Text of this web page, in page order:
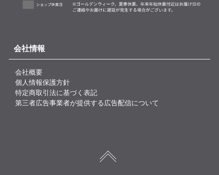
会社情報
会社概要
個人情報保護方針
特定商取引法に基づく表記
第三者広告事業者が提供する広告配信について